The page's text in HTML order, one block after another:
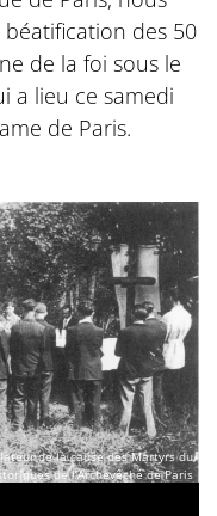
des 50
de la foi sous le
a lieu ce samedi
de Paris.
de la cause des Martyrs du
de l’Archevêché de Paris